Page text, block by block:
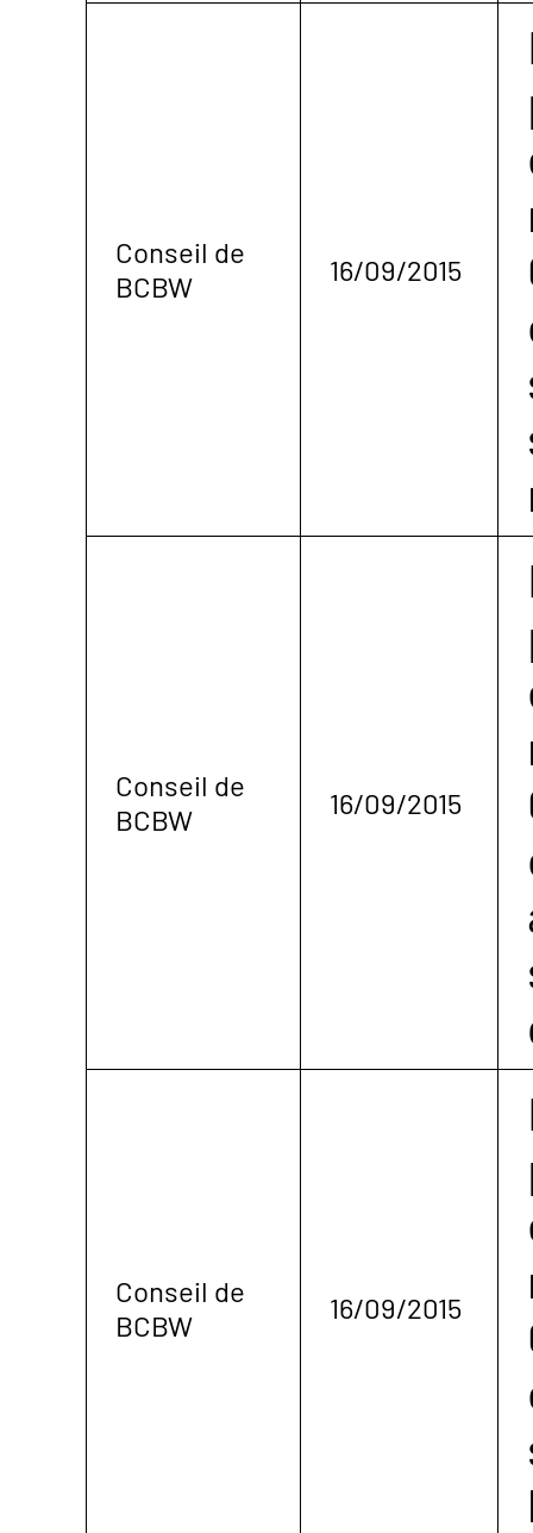
Conseil de
BCBW
16/09/2015
Conseil de
BCBW
16/09/2015
Conseil de
BCBW
16/09/2015